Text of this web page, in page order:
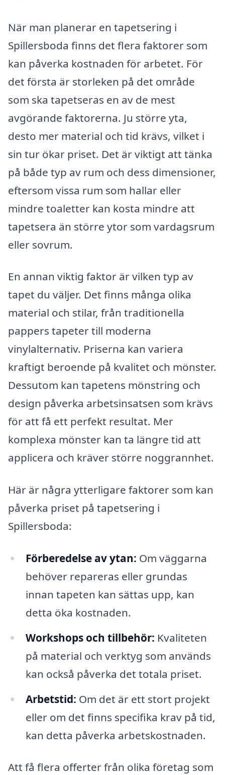
När man planerar en tapetsering i
Spillersboda finns det flera faktorer som
kan påverka kostnaden för arbetet. För
det första är storleken på det område
som ska tapetseras en av de mest
avgörande faktorerna. Ju större yta,
desto mer material och tid krävs, vilket i
sin tur ökar priset. Det är viktigt att tänka
på både typ av rum och dess dimensioner,
eftersom vissa rum som hallar eller
mindre toaletter kan kosta mindre att
tapetsera än större ytor som vardagsrum
eller sovrum.
En annan viktig faktor är vilken typ av
tapet du väljer. Det finns många olika
material och stilar, från traditionella
pappers tapeter till moderna
vinylalternativ. Priserna kan variera
kraftigt beroende på kvalitet och mönster.
Dessutom kan tapetens mönstring och
design påverka arbetsinsatsen som krävs
för att få ett perfekt resultat. Mer
komplexa mönster kan ta längre tid att
applicera och kräver större noggrannhet.
Här är några ytterligare faktorer som kan
påverka priset på tapetsering i
Spillersboda:
Förberedelse av ytan: Om väggarna
behöver repareras eller grundas
innan tapeten kan sättas upp, kan
detta öka kostnaden.
Workshops och tillbehör: Kvaliteten
på material och verktyg som används
kan också påverka det totala priset.
Arbetstid: Om det är ett stort projekt
eller om det finns specifika krav på tid,
kan detta påverka arbetskostnaden.
Att få flera offerter från olika företag som